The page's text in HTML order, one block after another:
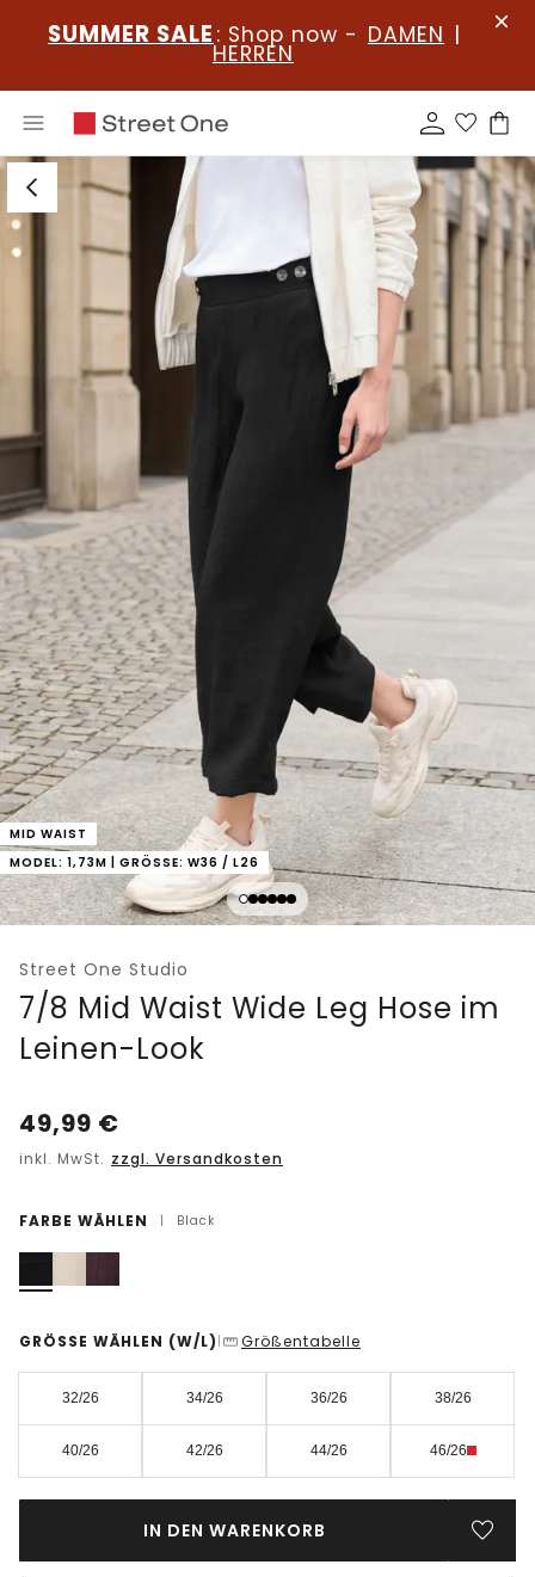
SUMMER SALE : Shop now - DAMEN |
HERREN
MID WAIST
MODEL: 1,73M | GRÖSSE: W36 / L26
Street One Studio
7/8 Mid Waist Wide Leg Hose im
Leinen-Look
49,99 €
inkl. MwSt. zzgl. Versandkosten
FARBE WÄHLEN | Black
GRÖSSE WÄHLEN (W/L) | Größentabelle
32/26 34/26 36/26 38/26
40/26 42/26 44/26 46/26
IN DEN WARENKORB